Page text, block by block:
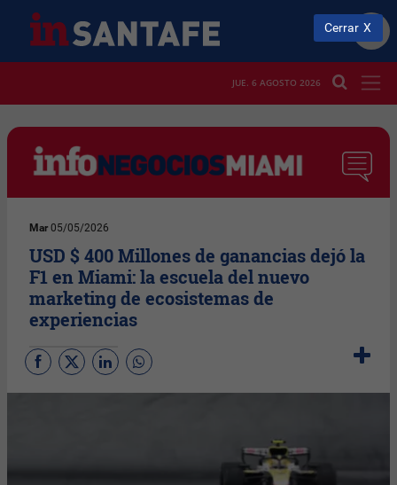
JUE. 6 AGOSTO 2026
Mar 05/05/2026
USD $ 400 Millones de ganancias dejó la
F1 en Miami: la escuela del nuevo
marketing de ecosistemas de
experiencias
Cerrar